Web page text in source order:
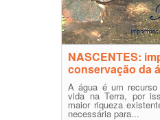
NASCENTES:
conservação da
A água é um
vida na Terra, por
maior riqueza
necessária para...